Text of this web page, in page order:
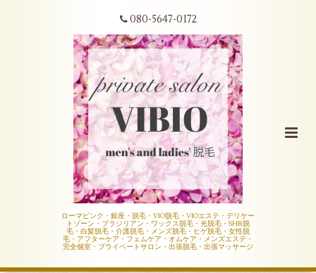
080-5647-0172
ローマピンク・銀座・脱毛・VIO脱毛・VIOエステ・デリケー
トゾーン・ブラジリアン・ワックス脱毛・光脱毛・SHR脱
毛・白髪脱毛・介護脱毛・メンズ脱毛・ヒゲ脱毛・女性脱
毛・アフターケア・フェムケア・オムケア・メンズエステ・
完全個室・プライベートサロン・出張脱毛・出張マッサージ